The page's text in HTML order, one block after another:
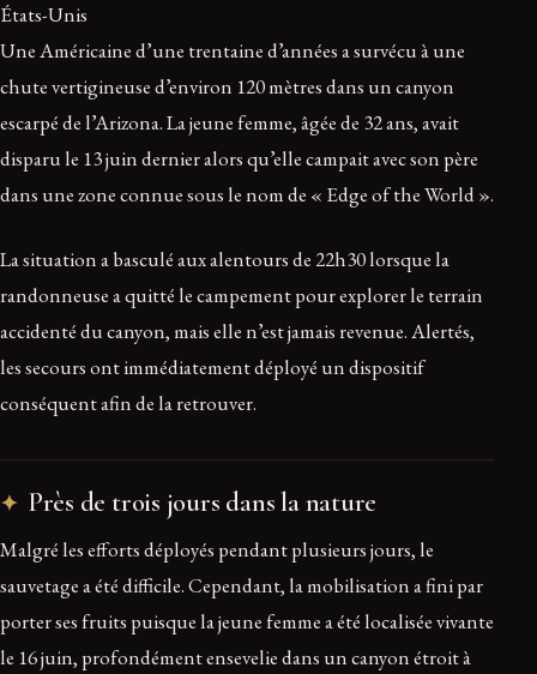
États-Unis
Une Américaine d’une trentaine d’années a survécu à une
chute vertigineuse d’environ 120 mètres dans un canyon
escarpé de l’Arizona. La jeune femme, âgée de 32 ans, avait
disparu le 13 juin dernier alors qu’elle campait avec son père
dans une zone connue sous le nom de « Edge of the World ».
La situation a basculé aux alentours de 22h30 lorsque la
randonneuse a quitté le campement pour explorer le terrain
accidenté du canyon, mais elle n’est jamais revenue. Alertés,
les secours ont immédiatement déployé un dispositif
conséquent afin de la retrouver.
Près de trois jours dans la nature
Malgré les efforts déployés pendant plusieurs jours, le
sauvetage a été difficile. Cependant, la mobilisation a fini par
porter ses fruits puisque la jeune femme a été localisée vivante
le 16 juin, profondément ensevelie dans un canyon étroit à